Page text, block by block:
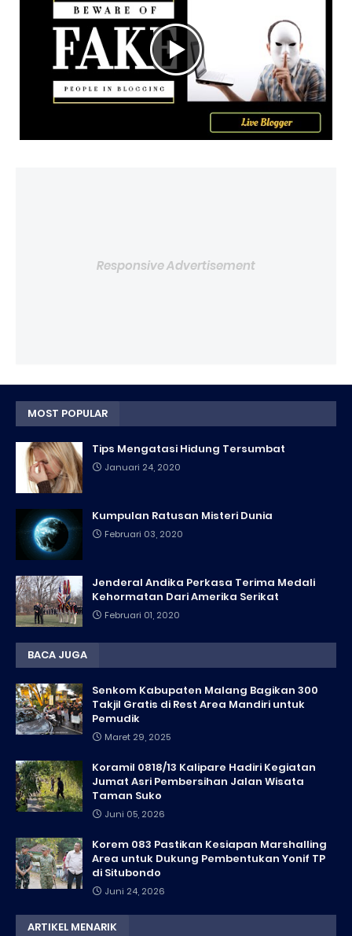
Responsive Advertisement
MOST POPULAR
Tips Mengatasi Hidung Tersumbat
Januari 24, 2020
Kumpulan Ratusan Misteri Dunia
Februari 03, 2020
Jenderal Andika Perkasa Terima Medali
Kehormatan Dari Amerika Serikat
Februari 01, 2020
BACA JUGA
Senkom Kabupaten Malang Bagikan 300
Takjil Gratis di Rest Area Mandiri untuk
Pemudik
Maret 29, 2025
Koramil 0818/13 Kalipare Hadiri Kegiatan
Jumat Asri Pembersihan Jalan Wisata
Taman Suko
Juni 05, 2026
Korem 083 Pastikan Kesiapan Marshalling
Area untuk Dukung Pembentukan Yonif TP
di Situbondo
Juni 24, 2026
ARTIKEL MENARIK